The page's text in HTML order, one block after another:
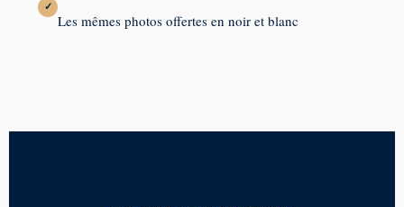
✓
Les mêmes photos offertes en noir et blanc